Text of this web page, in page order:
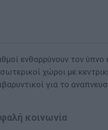
ενθαρρύνουν τον ύπνο
χώροι με
για το
κοινωνία